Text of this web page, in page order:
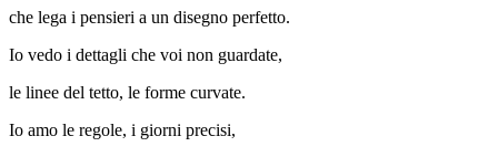
che lega i pensieri a un disegno perfetto.
Io vedo i dettagli che voi non guardate,
le linee del tetto, le forme curvate.
Io amo le regole, i giorni precisi,